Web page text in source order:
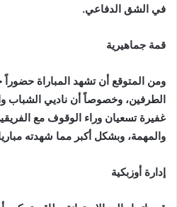
‬في‭ ‬الشق‭ ‬الدفاعي‭.‬
قمة‭ ‬جماهيرية
‬والمهمة،‭ ‬وبشكل‭ ‬أكبر‭ ‬مما‭ ‬شهدته‭ ‬مباريات‭ ‬الدور‭ ‬نصف‭ ‬النهائي‭.‬
إدارة‭ ‬أوزبكية